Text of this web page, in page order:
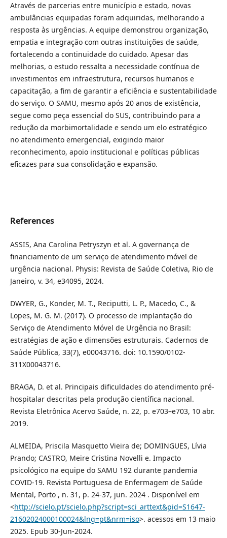
Através de parcerias entre município e estado, novas
ambulâncias equipadas foram adquiridas, melhorando a
resposta às urgências. A equipe demonstrou organização,
empatia e integração com outras instituições de saúde,
fortalecendo a continuidade do cuidado. Apesar das
melhorias, o estudo ressalta a necessidade contínua de
investimentos em infraestrutura, recursos humanos e
capacitação, a fim de garantir a eficiência e sustentabilidade
do serviço. O SAMU, mesmo após 20 anos de existência,
segue como peça essencial do SUS, contribuindo para a
redução da morbimortalidade e sendo um elo estratégico
no atendimento emergencial, exigindo maior
reconhecimento, apoio institucional e políticas públicas
eficazes para sua consolidação e expansão.
References
ASSIS, Ana Carolina Petryszyn et al. A governança de
financiamento de um serviço de atendimento móvel de
urgência nacional. Physis: Revista de Saúde Coletiva, Rio de
Janeiro, v. 34, e34095, 2024.
DWYER, G., Konder, M. T., Reciputti, L. P., Macedo, C., &
Lopes, M. G. M. (2017). O processo de implantação do
Serviço de Atendimento Móvel de Urgência no Brasil:
estratégias de ação e dimensões estruturais. Cadernos de
Saúde Pública, 33(7), e00043716. doi: 10.1590/0102-
311X00043716.
BRAGA, D. et al. Principais dificuldades do atendimento pré-
hospitalar descritas pela produção científica nacional.
Revista Eletrônica Acervo Saúde, n. 22, p. e703–e703, 10 abr.
2019.
ALMEIDA, Priscila Masquetto Vieira de; DOMINGUES, Lívia
Prando; CASTRO, Meire Cristina Novelli e. Impacto
psicológico na equipe do SAMU 192 durante pandemia
COVID-19. Revista Portuguesa de Enfermagem de Saúde
Mental, Porto , n. 31, p. 24-37, jun. 2024 . Disponível em
<http://scielo.pt/scielo.php?script=sci_arttext&pid=S1647-
21602024000100024&lng=pt&nrm=iso>. acessos em 13 maio
2025. Epub 30-Jun-2024.